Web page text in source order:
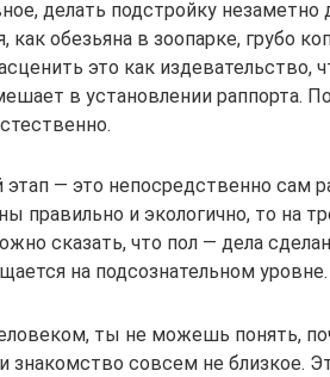
делать подстройку незаметно
как обезьяна в зоопарке, грубо
это как издевательство,
в установлении раппорта.
— это непосредственно сам
правильно и экологично, то на
сказать, что пол — дела
на подсознательном уровне.
ты не можешь понять,
знакомство совсем не близкое.